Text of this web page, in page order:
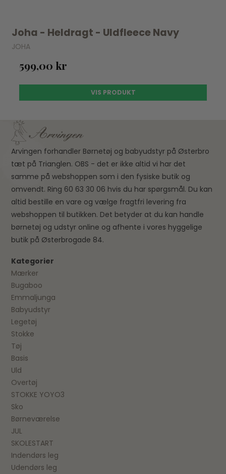
Joha - Heldragt - Uldfleece Navy
JOHA
599,00 kr
VIS PRODUKT
Arvingen forhandler Børnetøj og babyudstyr på Østerbro
tæt på Trianglen. OBS - det er ikke altid vi har det
samme på webshoppen som i den fysiske butik og
omvendt. Ring 60 63 30 06 hvis du har spørgsmål. Du kan
altid bestille en vare og vælge fragtfri levering fra
webshoppen til butikken. Det betyder at du kan handle
børnetøj og udstyr online og afhente i vores hyggelige
butik på Østerbrogade 84.
Kategorier
Mærker
Bugaboo
Emmaljunga
Babyudstyr
Legetøj
Stokke
Tøj
Basis
Uld
Overtøj
STOKKE YOYO3
Sko
Børneværelse
JUL
SKOLESTART
Indendørs leg
Udendørs leg